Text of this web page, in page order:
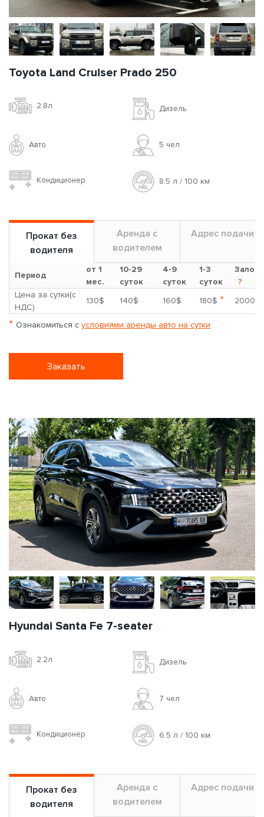
Toyota Land Cruiser Prado 250
2.8л Дизель
Авто 5 чел
Кондиционер 8.5 л / 100 км
Прокат без
водителя
Аренда с
водителем
Адрес подачи
Период
от 1
мес.
10-29
суток
4-9
суток
1-3
суток
Залог
?
Цена за сутки(с
НДС)
130$ 140$ 160$ 180$ * 2000$
* Ознакомиться с условиями аренды авто на сутки
Заказать
Hyundai Santa Fe 7-seater
2.2л Дизель
Авто 7 чел
Кондиционер 6.5 л / 100 км
Прокат без
водителя
Аренда с
водителем
Адрес подачи